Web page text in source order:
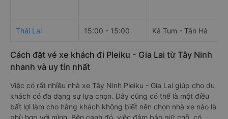
Thái Lai 15:00 - 15:00 Kà Tum - Tân Hà
Cách đặt vé xe khách đi Pleiku - Gia Lai từ Tây Ninh
nhanh và uy tín nhất
Việc có rất nhiều nhà xe Tây Ninh Pleiku - Gia Lai giúp cho du
khách có đa dạng sự lựa chọn. Đây cũng có thể là một điều
bất lợi làm cho hàng khách không biết nên chọn nhà xe nào là